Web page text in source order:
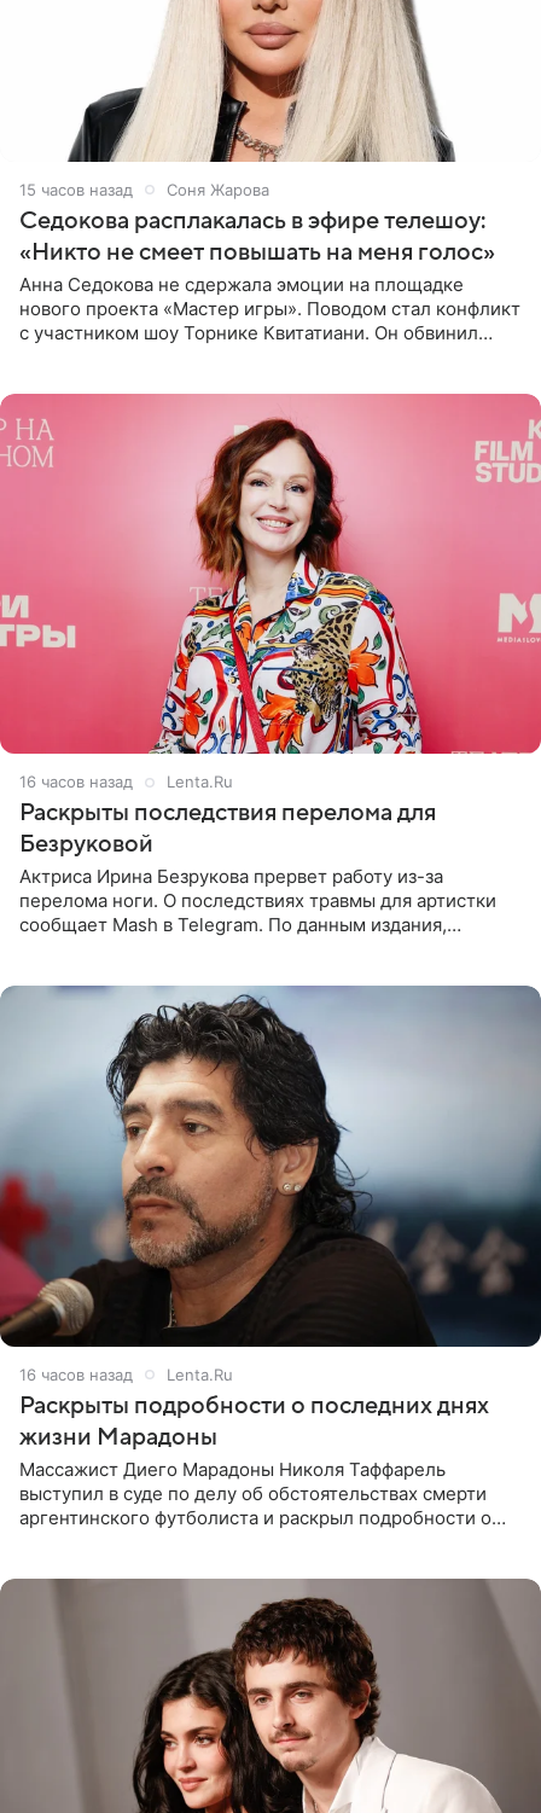
15 часов назад Соня Жарова
Седокова расплакалась в эфире телешоу:
«Никто не смеет повышать на меня голос»
Анна Седокова не сдержала эмоции на площадке
нового проекта «Мастер игры». Поводом стал конфликт
с участником шоу Торнике Квитатиани. Он обвинил
16 часов назад Lenta.Ru
Раскрыты последствия перелома для
Безруковой
Актриса Ирина Безрукова прервет работу из-за
перелома ноги. О последствиях травмы для артистки
сообщает Mash в Telegram. По данным издания,
16 часов назад Lenta.Ru
Раскрыты подробности о последних днях
жизни Марадоны
Массажист Диего Марадоны Николя Таффарель
выступил в суде по делу об обстоятельствах смерти
аргентинского футболиста и раскрыл подробности о